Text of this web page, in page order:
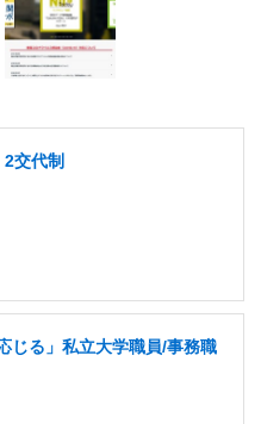
交代制
じる」私立大学職員/事務職